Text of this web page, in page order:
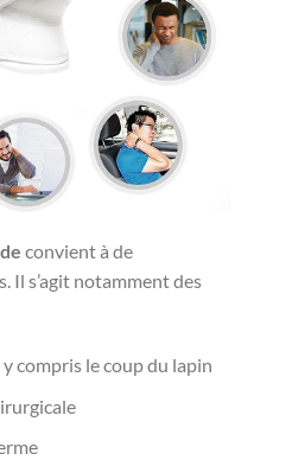
convient à de
Il s’agit notamment des
compris le coup du lapin